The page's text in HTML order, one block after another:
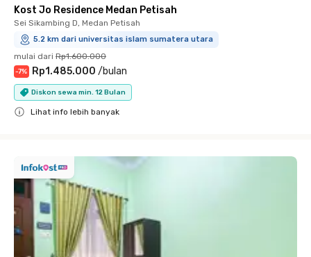
Kost Jo Residence Medan Petisah
Sei Sikambing D, Medan Petisah
5.2 km dari universitas islam sumatera utara
mulai dari Rp1.600.000
-7% Rp1.485.000 /bulan
Diskon sewa min. 12 Bulan
Lihat info lebih banyak